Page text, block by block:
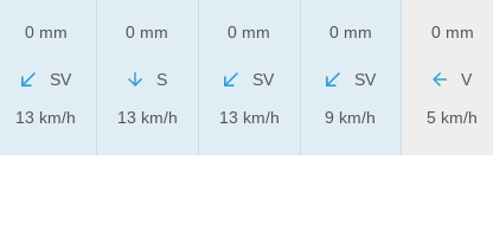
0 mm
SV
13 km/h
0 mm
S
13 km/h
0 mm
SV
13 km/h
0 mm
SV
9 km/h
0 mm
V
5 km/h